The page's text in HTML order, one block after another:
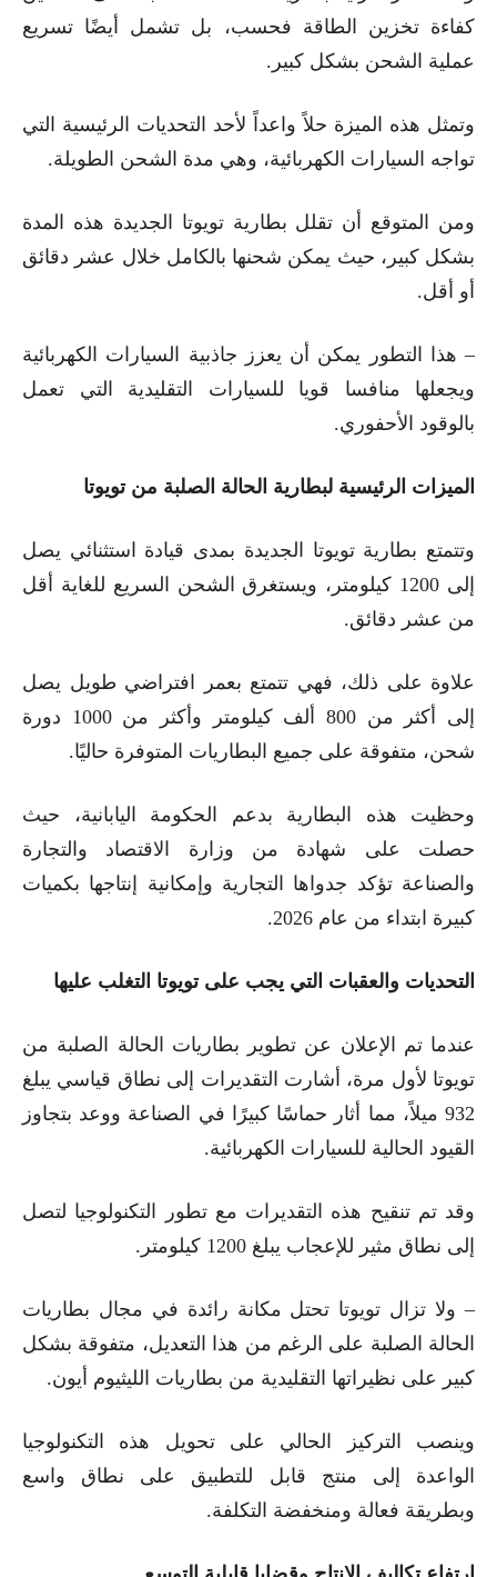
كفاءة تخزين الطاقة فحسب، بل تشمل أيضًا تسريع
عملية الشحن بشكل كبير.
وتمثل هذه الميزة حلاً واعداً لأحد التحديات الرئيسية التي
تواجه السيارات الكهربائية، وهي مدة الشحن الطويلة.
ومن المتوقع أن تقلل بطارية تويوتا الجديدة هذه المدة
بشكل كبير، حيث يمكن شحنها بالكامل خلال عشر دقائق
أو أقل.
– هذا التطور يمكن أن يعزز جاذبية السيارات الكهربائية
ويجعلها منافسا قويا للسيارات التقليدية التي تعمل
بالوقود الأحفوري.
الميزات الرئيسية لبطارية الحالة الصلبة من تويوتا
وتتمتع بطارية تويوتا الجديدة بمدى قيادة استثنائي يصل
إلى 1200 كيلومتر، ويستغرق الشحن السريع للغاية أقل
من عشر دقائق.
علاوة على ذلك، فهي تتمتع بعمر افتراضي طويل يصل
إلى أكثر من 800 ألف كيلومتر وأكثر من 1000 دورة
شحن، متفوقة على جميع البطاريات المتوفرة حاليًا.
وحظيت هذه البطارية بدعم الحكومة اليابانية، حيث
حصلت على شهادة من وزارة الاقتصاد والتجارة
والصناعة تؤكد جدواها التجارية وإمكانية إنتاجها بكميات
كبيرة ابتداء من عام 2026.
التحديات والعقبات التي يجب على تويوتا التغلب عليها
عندما تم الإعلان عن تطوير بطاريات الحالة الصلبة من
تويوتا لأول مرة، أشارت التقديرات إلى نطاق قياسي يبلغ
932 ميلاً، مما أثار حماسًا كبيرًا في الصناعة ووعد بتجاوز
القيود الحالية للسيارات الكهربائية.
وقد تم تنقيح هذه التقديرات مع تطور التكنولوجيا لتصل
إلى نطاق مثير للإعجاب يبلغ 1200 كيلومتر.
– ولا تزال تويوتا تحتل مكانة رائدة في مجال بطاريات
الحالة الصلبة على الرغم من هذا التعديل، متفوقة بشكل
كبير على نظيراتها التقليدية من بطاريات الليثيوم أيون.
وينصب التركيز الحالي على تحويل هذه التكنولوجيا
الواعدة إلى منتج قابل للتطبيق على نطاق واسع
وبطريقة فعالة ومنخفضة التكلفة.